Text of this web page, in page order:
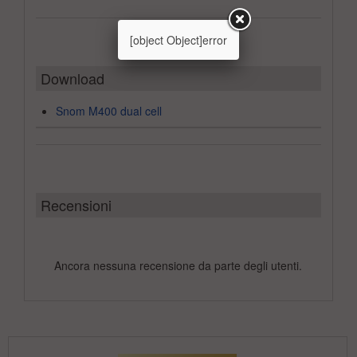
Download
Snom M400 dual cell
Recensioni
Ancora nessuna recensione da parte degli utenti.
[object Object]error